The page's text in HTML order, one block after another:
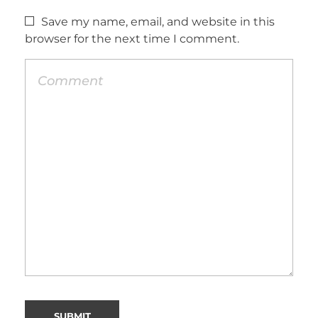
Save my name, email, and website in this
browser for the next time I comment.